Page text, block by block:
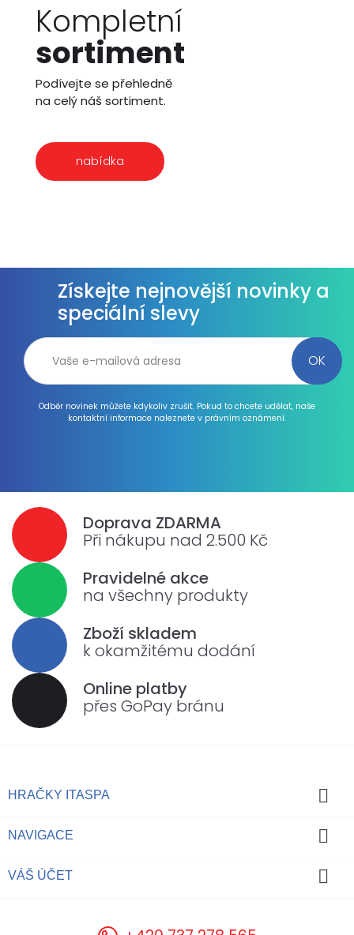
Kompletní
sortiment
Podívejte se přehledně
na celý náš sortiment.
nabídka
Získejte nejnovější novinky a
speciální slevy
Odběr novinek můžete kdykoliv zrušit. Pokud to chcete udělat, naše
kontaktní informace naleznete v právním oznámení.
Doprava ZDARMA
Při nákupu nad 2.500 Kč
Pravidelné akce
na všechny produkty
Zboží skladem
k okamžitému dodání
Online platby
přes GoPay bránu
HRAČKY ITASPA 
NAVIGACE 
VÁŠ ÚČET 